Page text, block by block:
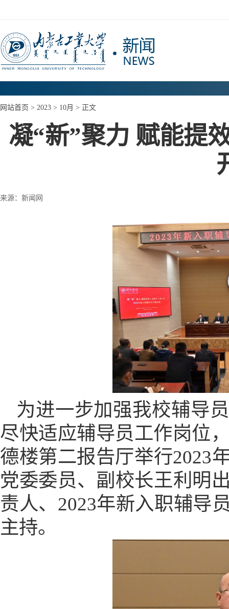
网站首页 > 2023 > 10月 > 正文
凝“新”聚力 赋能
来源：新闻网
为进一步加强我校辅导
尽快适应辅导员工作岗位
德楼第二报告厅举行2023
党委委员、副校长王利明
责人、 2023年新入职辅导
主持。